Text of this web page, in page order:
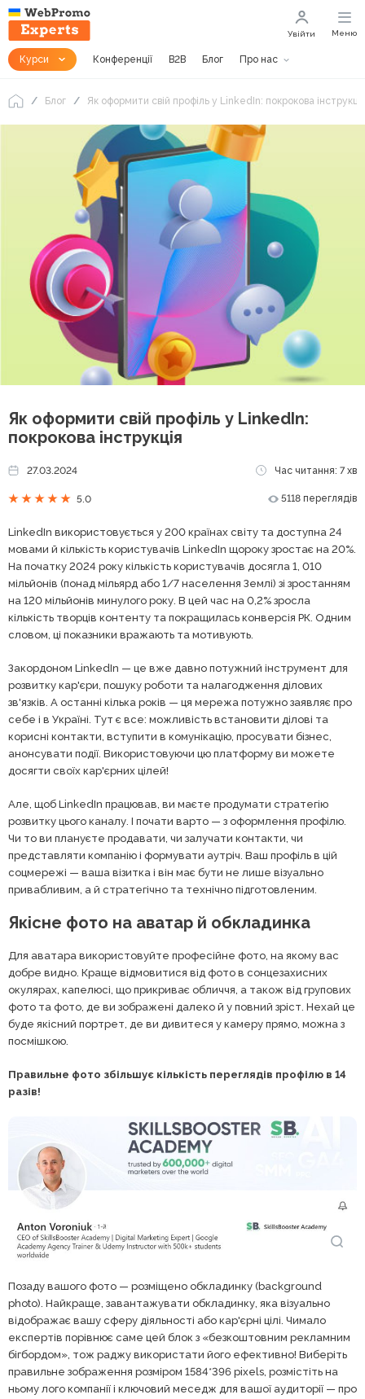
Курси Конференції B2B Блог Про нас
Увійти Меню
Блог Як оформити свій профіль у LinkedIn: покрокова
Як оформити свій профіль у LinkedIn:
покрокова інструкція
27.03.2024 Час читання: 7 хв
5.0 5118 переглядів
LinkedIn використовується у 200 країнах світу та доступна 24
мовами й кількість користувачів LinkedIn щороку зростає на 20%.
На початку 2024 року кількість користувачів досягла 1, 010
мільйонів (понад мільярд або 1/7 населення Землі) зі зростанням
на 120 мільйонів минулого року. В цей час на 0,2% зросла
кількість творців контенту та покращилась конверсія РК. Одним
словом, ці показники вражають та мотивують.
Закордоном LinkedIn — це вже давно потужний інструмент для
розвитку кар'єри, пошуку роботи та налагодження ділових
зв'язків. А останні кілька років — ця мережа потужно заявляє про
себе і в Україні. Тут є все: можливість встановити ділові та
корисні контакти, вступити в комунікацію, просувати бізнес,
анонсувати події. Використовуючи цю платформу ви можете
досягти своїх кар'єрних цілей!
Але, щоб LinkedIn працював, ви маєте продумати стратегію
розвитку цього каналу. І почати варто — з оформлення профілю.
Чи то ви плануєте продавати, чи залучати контакти, чи
представляти компанію і формувати аутріч. Ваш профіль в цій
соцмережі — ваша візитка і він має бути не лише візуально
привабливим, а й стратегічно та технічно підготовленим.
Якісне фото на аватар й обкладинка
Для аватара використовуйте професійне фото, на якому вас
добре видно. Краще відмовитися від фото в сонцезахисних
окулярах, капелюсі, що прикриває обличчя, а також від групових
фото та фото, де ви зображені далеко й у повний зріст. Нехай це
буде якісний портрет, де ви дивитеся у камеру прямо, можна з
посмішкою.
Правильне фото збільшує кількість переглядів профілю в 14
разів!
Позаду вашого фото — розміщено обкладинку (background
photo). Найкраще, завантажувати обкладинку, яка візуально
відображає вашу сферу діяльності або кар'єрні цілі. Чимало
експертів порівнює саме цей блок з «безкоштовним рекламним
бігбордом», тож раджу використати його ефективно! Виберіть
правильне зображення розміром 1584*396 pixels, розмістіть на
ньому лого компанії і ключовий меседж для вашої аудиторії — про